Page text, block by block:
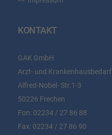
KONTAKT
GAK GmbH
Arzt- und Krankenhausbedarf
Alfred-Nobel- Str.1-3
50226 Frechen
Fon: 02234 / 27 86 88
Fax: 02234 / 27 86 90